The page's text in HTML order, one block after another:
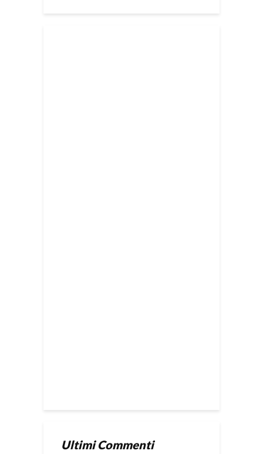
Ultimi Commenti